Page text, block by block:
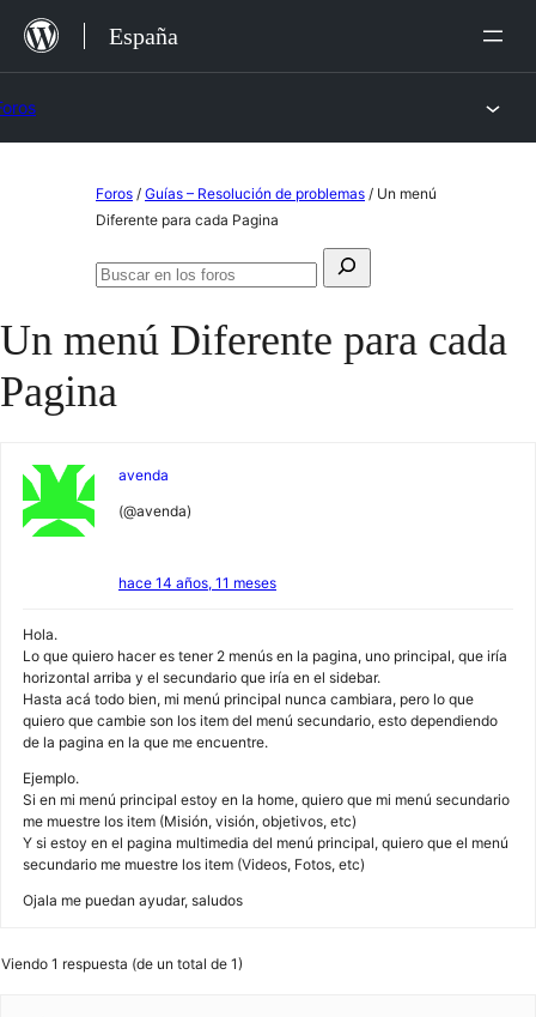
Saltar
España
Foros / Guías – Resolución de problemas / Un menú
Diferente para cada Pagina
Buscar:
Buscar
foros
Un menú Diferente para cada
Pagina
avenda
(@avenda)
hace 14 años, 11 meses
Hola.
Lo que quiero hacer es tener 2 menús en la pagina, uno principal, que iría
horizontal arriba y el secundario que iría en el sidebar.
Hasta acá todo bien, mi menú principal nunca cambiara, pero lo que
quiero que cambie son los item del menú secundario, esto dependiendo
de la pagina en la que me encuentre.
Ejemplo.
Si en mi menú principal estoy en la home, quiero que mi menú secundario
me muestre los item (Misión, visión, objetivos, etc)
Y si estoy en el pagina multimedia del menú principal, quiero que el menú
secundario me muestre los item (Videos, Fotos, etc)
Ojala me puedan ayudar, saludos
Viendo 1 respuesta (de un total de 1)